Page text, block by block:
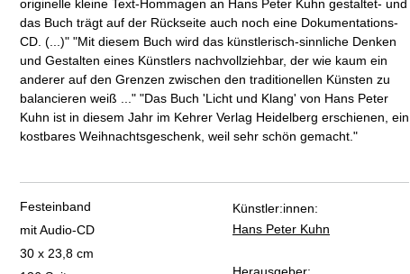
originelle kleine Text-Hommagen an Hans Peter Kuhn gestaltet- und
das Buch trägt auf der Rückseite auch noch eine Dokumentations-
CD. (...)" "Mit diesem Buch wird das künstlerisch-sinnliche Denken
und Gestalten eines Künstlers nachvollziehbar, der wie kaum ein
anderer auf den Grenzen zwischen den traditionellen Künsten zu
balancieren weiß ..." "Das Buch 'Licht und Klang' von Hans Peter
Kuhn ist in diesem Jahr im Kehrer Verlag Heidelberg erschienen, ein
kostbares Weihnachtsgeschenk, weil sehr schön gemacht."
Festeinband
mit Audio-CD
30 x 23,8 cm
Künstler:innen:
Hans Peter Kuhn